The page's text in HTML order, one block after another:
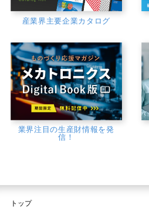
産業界主要企業カタログ
業界注目の生産財情報を発
信！
トップ